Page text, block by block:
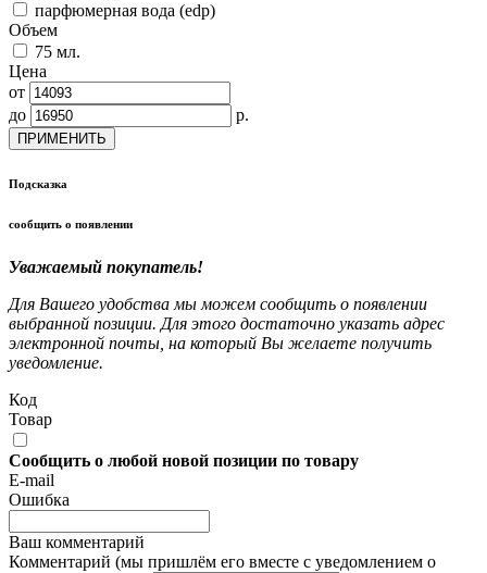
парфюмерная вода (edp)
Объем
75 мл.
Цена
от
до
р.
ПРИМЕНИТЬ
Подсказка
сообщить о появлении
Уважаемый покупатель!
Для Вашего удобства мы можем сообщить о появлении
выбранной позиции. Для этого достаточно указать адрес
электронной почты, на который Вы желаете получить
уведомление.
Код
Товар
Сообщить о любой новой позиции по товару
E-mail
Ошибка
Ваш комментарий
Комментарий (мы пришлём его вместе с уведомлением о